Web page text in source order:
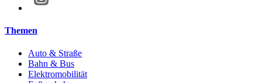
Themen
Auto & Straße
Bahn & Bus
Elektromobilität